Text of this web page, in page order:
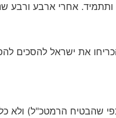
אחרי ארבע ורבע
הכריחו את ישראל
שהבטיח הרמטכ"ל) ולא